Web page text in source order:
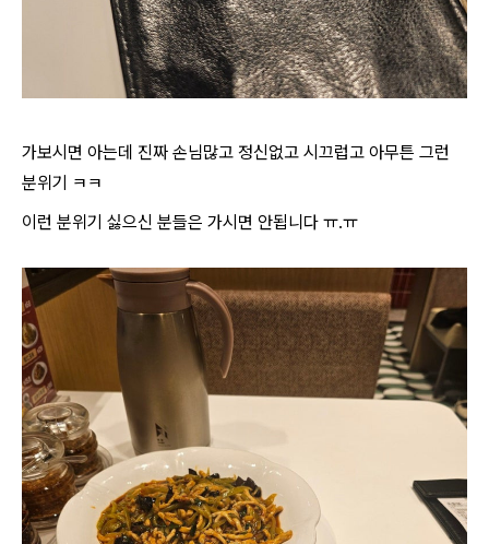
가보시면 아는데 진짜 손님많고 정신없고 시끄럽고 아무튼 그런
분위기 ㅋㅋ
이런 분위기 싫으신 분들은 가시면 안됩니다 ㅠ.ㅠ